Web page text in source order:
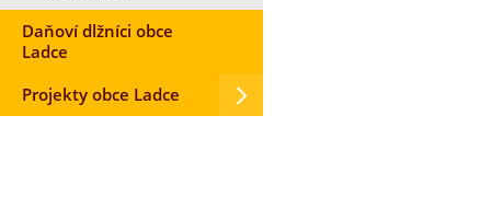
Daňoví dlžníci obce
Ladce
Projekty obce Ladce